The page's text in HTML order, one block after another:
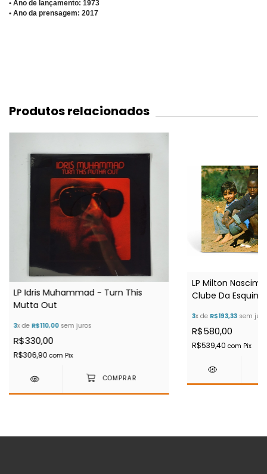
• Ano de lançamento: 1973
• Ano da prensagem: 2017
Produtos relacionados
LP Idris Muhammad - Turn This
Mutta Out
3x de R$110,00sem juros
R$330,00
R$306,90com Pix
LP Milton
Clube Da Esquina
3x de R$193,33sem
R$580,00
R$539,40 com Pix